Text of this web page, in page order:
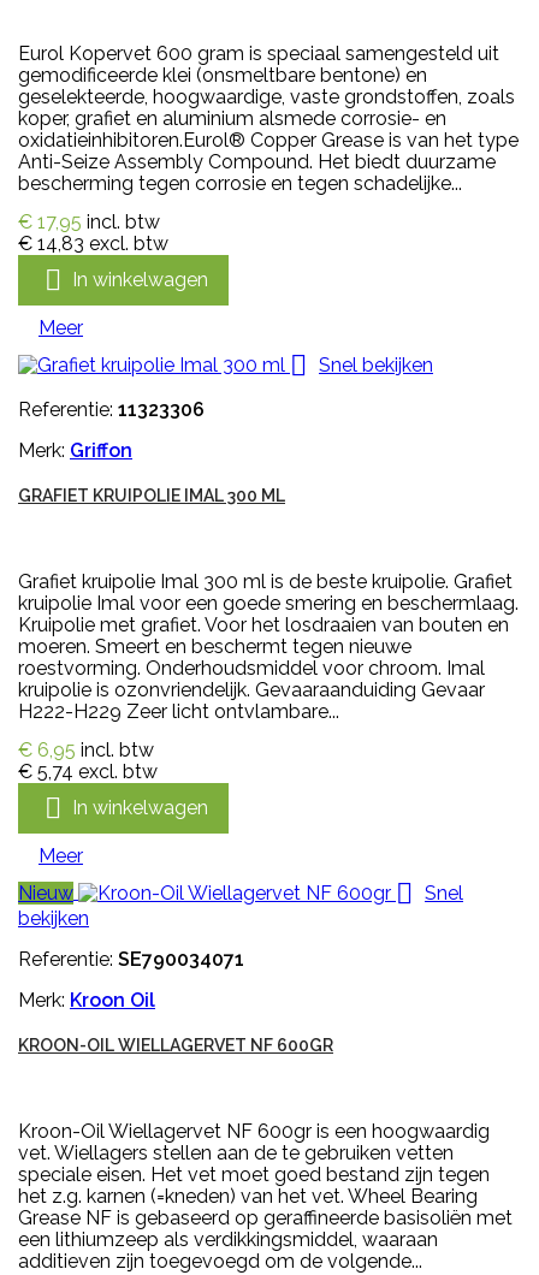
Eurol Kopervet 600 gram is speciaal samengesteld uit
gemodificeerde klei (onsmeltbare bentone) en
geselekteerde, hoogwaardige, vaste grondstoffen, zoals
koper, grafiet en aluminium alsmede corrosie- en
oxidatieinhibitoren.Eurol® Copper Grease is van het type
Anti-Seize Assembly Compound. Het biedt duurzame
bescherming tegen corrosie en tegen schadelijke...
€ 17,95 incl. btw
€ 14,83 excl. btw
 In winkelwagen
Meer

Snel bekijken
Referentie: 11323306
Merk: Griffon
GRAFIET KRUIPOLIE IMAL 300 ML
Grafiet kruipolie Imal 300 ml is de beste kruipolie. Grafiet
kruipolie Imal voor een goede smering en beschermlaag.
Kruipolie met grafiet. Voor het losdraaien van bouten en
moeren. Smeert en beschermt tegen nieuwe
roestvorming. Onderhoudsmiddel voor chroom. Imal
kruipolie is ozonvriendelijk. Gevaaraanduiding Gevaar
H222-H229 Zeer licht ontvlambare...
€ 6,95 incl. btw
€ 5,74 excl. btw
 In winkelwagen
Meer
Nieuw

Snel
bekijken
Referentie: SE790034071
Merk: Kroon Oil
KROON-OIL WIELLAGERVET NF 600GR
Kroon-Oil Wiellagervet NF 600gr is een hoogwaardig
vet. Wiellagers stellen aan de te gebruiken vetten
speciale eisen. Het vet moet goed bestand zijn tegen
het z.g. karnen (=kneden) van het vet. Wheel Bearing
Grease NF is gebaseerd op geraffineerde basisoliën met
een lithiumzeep als verdikkingsmiddel, waaraan
additieven zijn toegevoegd om de volgende...